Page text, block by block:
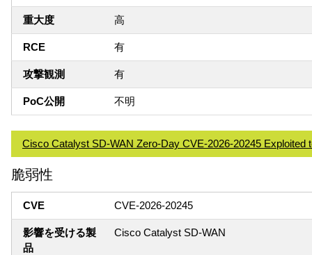
重大度 高
RCE 有
攻撃観測 有
PoC公開 不明
Cisco Catalyst SD-WAN Zero-Day CVE-2026-20245 Exploited
脆弱性
CVE CVE-2026-20245
影響を受ける製
品
Cisco Catalyst SD-WAN